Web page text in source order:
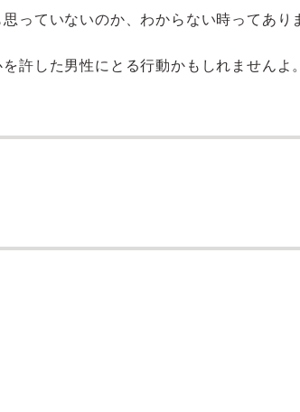
っていないのか、わからない時ってあり
許した男性にとる行動かもしれませんよ。